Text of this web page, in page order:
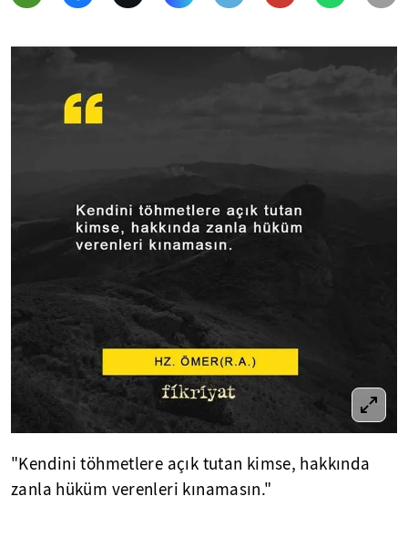
"Kendini töhmetlere açık tutan kimse, hakkında
zanla hüküm verenleri kınamasın."